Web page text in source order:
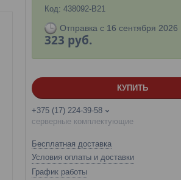
Код: 438092-B21
Отправка с 16 сентября 2026
323 руб.
КУПИТЬ
+375 (17) 224-39-58
серверные комплектующие
Бесплатная доставка
Условия оплаты и доставки
График работы